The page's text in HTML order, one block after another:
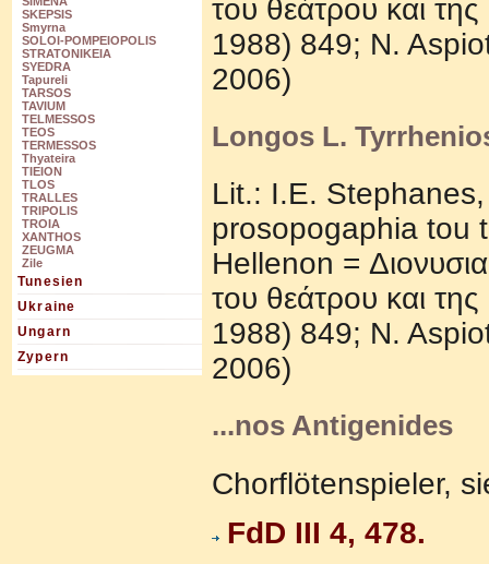
SKEPSIS
Smyrna
SOLOI-POMPEIOPOLIS
STRATONIKEIA
SYEDRA
Tapureli
TARSOS
TAVIUM
TELMESSOS
TEOS
TERMESSOS
Thyateira
TIEION
TLOS
TRALLES
TRIPOLIS
TROIA
XANTHOS
ZEUGMA
Zile
Tunesien
Ukraine
Ungarn
Zypern
τoυ θεάτρoυ και
1988) 849; N.
2006)
Longos L.
Lit.: I.E.
prosopogaphia tou
Hellenon =
τoυ θεάτρoυ και
1988) 849; N.
2006)
...nos Antigenides
Chorflötenspieler,
FdD III 4, 478.